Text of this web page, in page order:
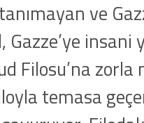
ve
insani
Filosu’na
temasa